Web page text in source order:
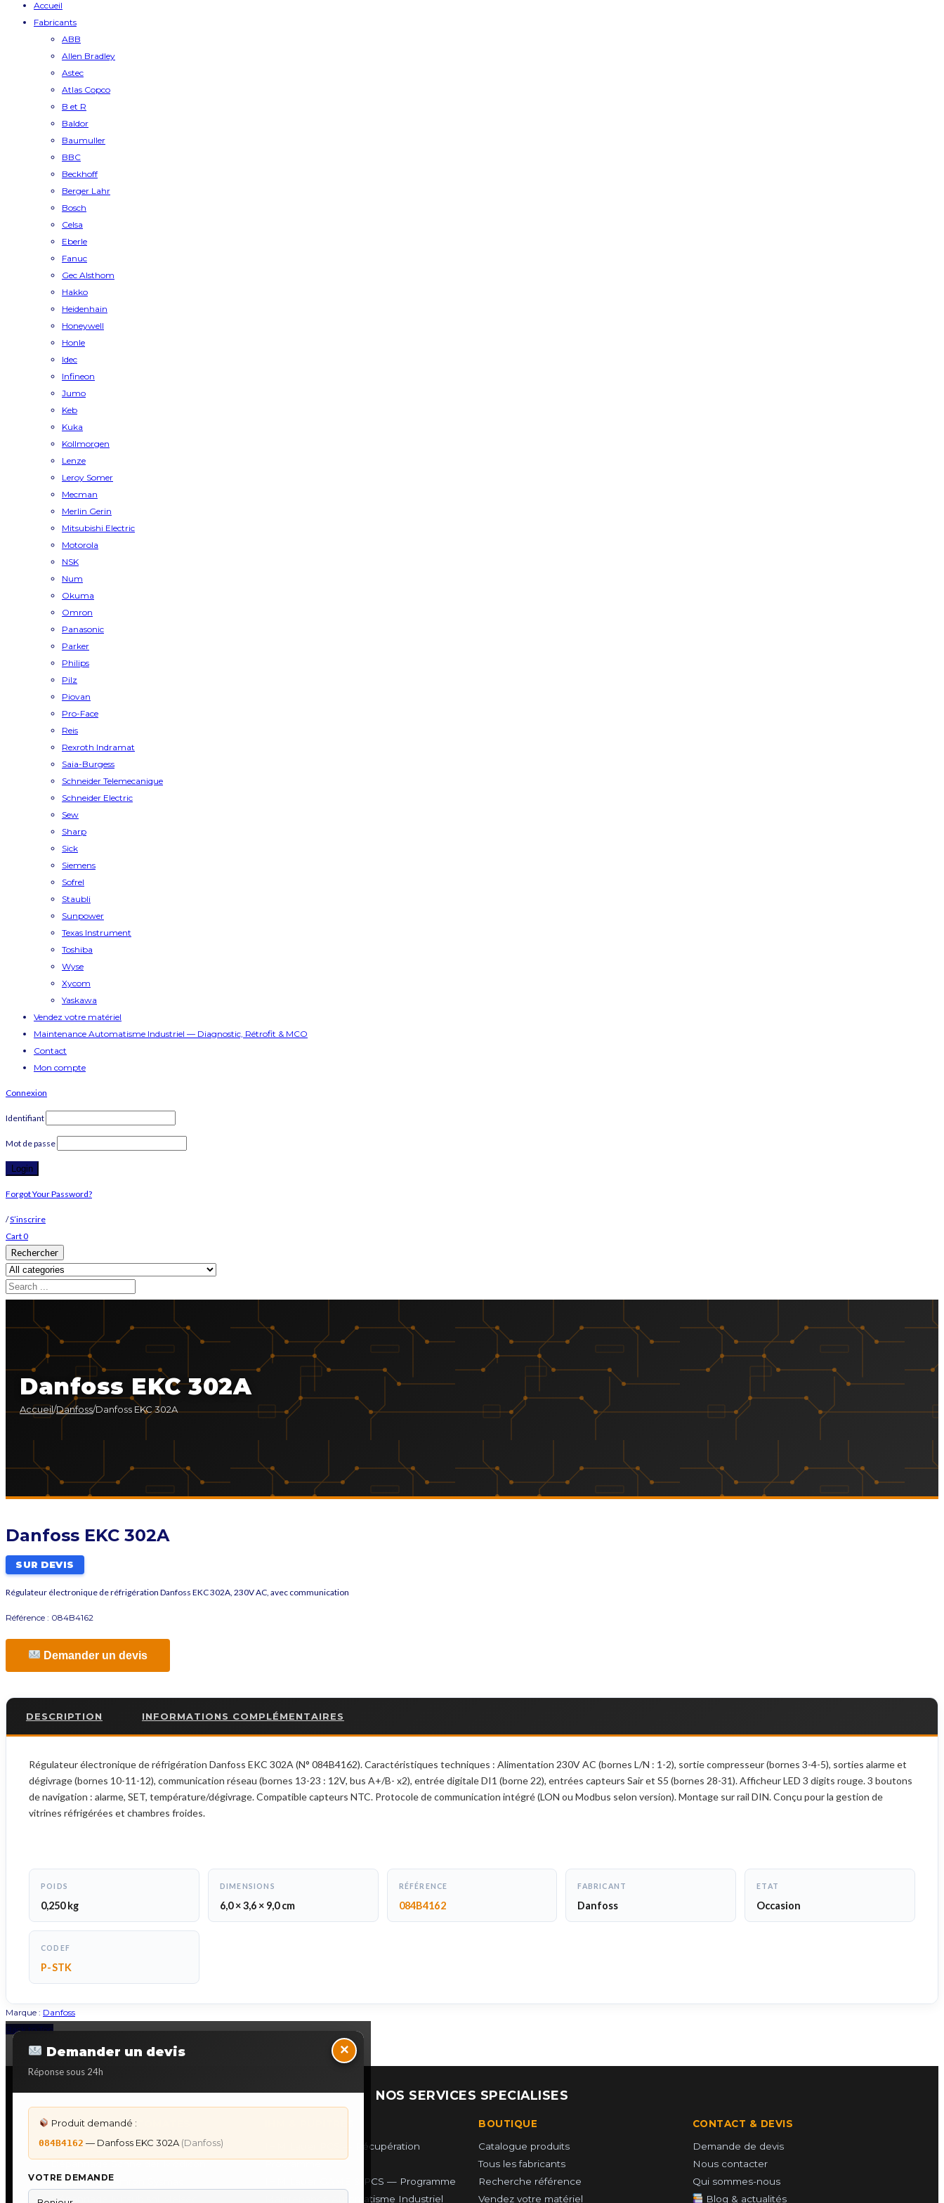
Accueil
Fabricants
ABB
Allen Bradley
Astec
Atlas Copco
B et R
Baldor
Baumuller
BBC
Beckhoff
Berger Lahr
Bosch
Celsa
Eberle
Fanuc
Gec Alsthom
Hakko
Heidenhain
Honeywell
Honle
Idec
Infineon
Jumo
Keb
Kuka
Kollmorgen
Lenze
Leroy Somer
Mecman
Merlin Gerin
Mitsubishi Electric
Motorola
NSK
Num
Okuma
Omron
Panasonic
Parker
Philips
Pilz
Piovan
Pro-Face
Reis
Rexroth Indramat
Saia-Burgess
Schneider Telemecanique
Schneider Electric
Sew
Sharp
Sick
Siemens
Sofrel
Staubli
Sunpower
Texas Instrument
Toshiba
Wyse
Xycom
Yaskawa
Vendez votre matériel
Maintenance Automatisme Industriel — Diagnostic, Rétrofit & MCO
Contact
Mon compte
Connexion
Identifiant
Mot de passe
Forgot Your Password?
/S’inscrire
Cart0
Rechercher
Danfoss EKC 302A
Accueil/Danfoss/Danfoss EKC 302A
Danfoss EKC 302A
SUR DEVIS
Régulateur électronique de réfrigération Danfoss EKC 302A, 230V AC, avec communication
Référence : 084B4162
Demander un devis
DESCRIPTION INFORMATIONS COMPLÉMENTAIRES
Régulateur électronique de réfrigération Danfoss EKC 302A (N° 084B4162). Caractéristiques techniques : Alimentation 230V AC (bornes L/N : 1-2), sortie compresseur (bornes 3-4-5), sorties alarme et
dégivrage (bornes 10-11-12), communication réseau (bornes 13-23 : 12V, bus A+/B- x2), entrée digitale DI1 (borne 22), entrées capteurs Sair et S5 (bornes 28-31). Afficheur LED 3 digits rouge. 3 boutons
de navigation : alarme, SET, température/dégivrage. Compatible capteurs NTC. Protocole de communication intégré (LON ou Modbus selon version). Montage sur rail DIN. Conçu pour la gestion de
vitrines réfrigérées et chambres froides.
POIDS
0,250 kg
DIMENSIONS
6,0 × 3,6 × 9,0 cm
RÉFÉRENCE
084B4162
FABRICANT
Danfoss
ETAT
Occasion
CODEF
P-STK
Marque : Danfoss
Demander un devis
Réponse sous 24h
×
Produit demandé :
084B4162 — Danfoss EKC 302A (Danfoss)
VOTRE DEMANDE
Back to Top
NOS SERVICES SPECIALISES
DÉPANNAGE AUTOMATES
Dépannage Siemens S7
Dépannage Schneider Modicon
Dépannage Omron Sysmac
Dépannage Mitsubishi Melsec
IHM Lauer PCS — Récupération
Programme
IHM Lauer GAME & PCS — Programme
Maintenance Automatisme Industriel
BOUTIQUE
Catalogue produits
Tous les fabricants
Recherche référence
Vendez votre matériel
CONTACT & DEVIS
Demande de devis
Nous contacter
Qui sommes-nous
Blog & actualités